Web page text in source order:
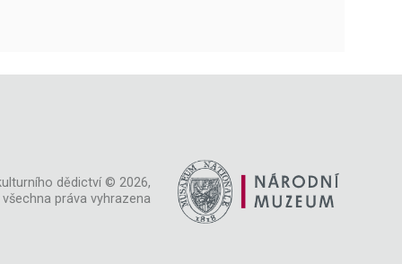
dědictví © 2026,
všechna práva vyhrazena